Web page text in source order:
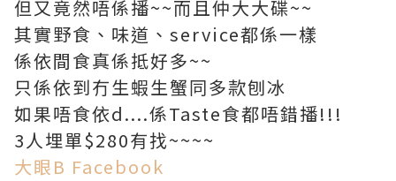
但又竟然唔係播~~而且仲大大碟~~
其實野食、味道、service都係一樣
係依間食真係抵好多~~
只係依到冇生蝦生蟹同多款刨冰
如果唔食依d....係Taste食都唔錯播!!!
3人埋單$280有找~~~~
大眼B Facebook